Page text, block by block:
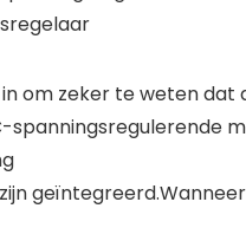
om zeker te weten dat
spanningsregulerende